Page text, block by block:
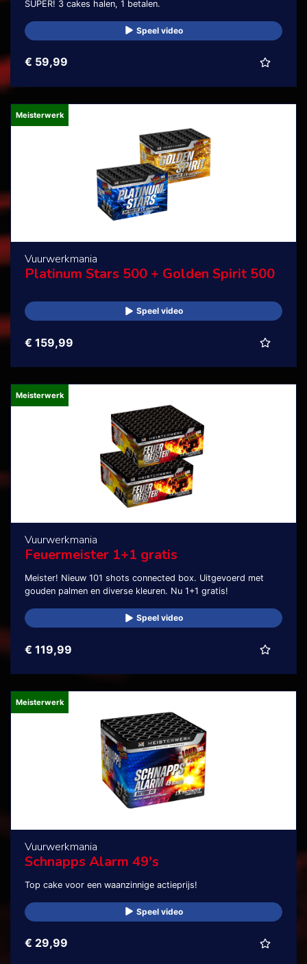
SUPER! 3 cakes halen, 1 betalen.
Speel video
€ 59,99
Meisterwerk
Vuurwerkmania
Platinum Stars 500 + Golden Spirit 500
Speel video
€ 159,99
Meisterwerk
Vuurwerkmania
Feuermeister 1+1 gratis
Meister! Nieuw 101 shots connected box. Uitgevoerd met
gouden palmen en diverse kleuren. Nu 1+1 gratis!
Speel video
€ 119,99
Meisterwerk
Vuurwerkmania
Schnapps Alarm 49's
Top cake voor een waanzinnige actieprijs!
Speel video
€ 29,99